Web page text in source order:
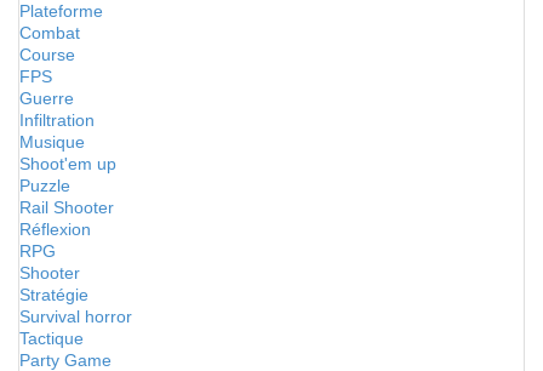
Plateforme
Combat
Course
FPS
Guerre
Infiltration
Musique
Shoot'em up
Puzzle
Rail Shooter
Réflexion
RPG
Shooter
Stratégie
Survival horror
Tactique
Party Game